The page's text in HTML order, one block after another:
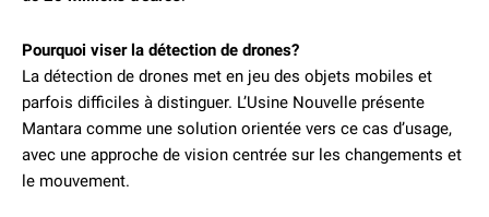
Pourquoi viser la détection de drones?
La détection de drones met en jeu des objets mobiles et
parfois difficiles à distinguer. L’Usine Nouvelle présente
Mantara comme une solution orientée vers ce cas d’usage,
avec une approche de vision centrée sur les changements et
le mouvement.